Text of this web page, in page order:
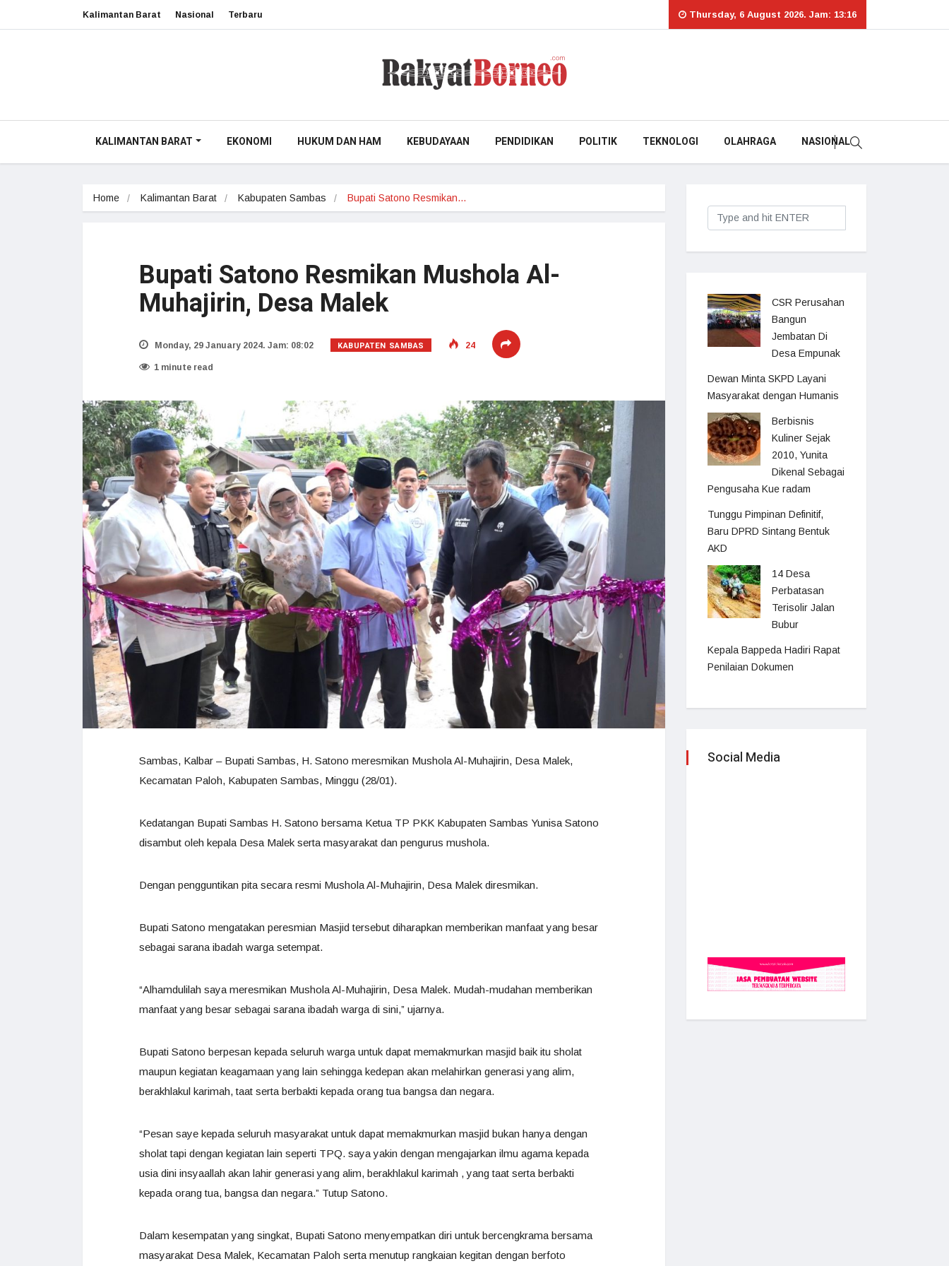
Kalimantan Barat Nasional Terbaru Thursday, 6 August 2026. Jam: 13:16
KALIMANTAN BARAT EKONOMI HUKUM DAN HAM KEBUDAYAAN PENDIDIKAN POLITIK TEKNOLOGI OLAHRAGA NASIONAL
Home Kalimantan Barat Kabupaten Sambas Bupati Satono Resmikan…
Bupati Satono Resmikan Mushola Al-
Muhajirin, Desa Malek
Monday, 29 January 2024. Jam: 08:02 KABUPATEN SAMBAS 24
1 minute read
Sambas, Kalbar – Bupati Sambas, H. Satono meresmikan Mushola Al-Muhajirin, Desa Malek,
Kecamatan Paloh, Kabupaten Sambas, Minggu (28/01).
Kedatangan Bupati Sambas H. Satono bersama Ketua TP PKK Kabupaten Sambas Yunisa Satono
disambut oleh kepala Desa Malek serta masyarakat dan pengurus mushola.
Dengan pengguntikan pita secara resmi Mushola Al-Muhajirin, Desa Malek diresmikan.
Bupati Satono mengatakan peresmian Masjid tersebut diharapkan memberikan manfaat yang besar
sebagai sarana ibadah warga setempat.
“Alhamdulilah saya meresmikan Mushola Al-Muhajirin, Desa Malek. Mudah-mudahan memberikan
manfaat yang besar sebagai sarana ibadah warga di sini,” ujarnya.
Bupati Satono berpesan kepada seluruh warga untuk dapat memakmurkan masjid baik itu sholat
maupun kegiatan keagamaan yang lain sehingga kedepan akan melahirkan generasi yang alim,
berakhlakul karimah, taat serta berbakti kepada orang tua bangsa dan negara.
“Pesan saye kepada seluruh masyarakat untuk dapat memakmurkan masjid bukan hanya dengan
sholat tapi dengan kegiatan lain seperti TPQ. saya yakin dengan mengajarkan ilmu agama kepada
usia dini insyaallah akan lahir generasi yang alim, berakhlakul karimah , yang taat serta berbakti
kepada orang tua, bangsa dan negara.” Tutup Satono.
Dalam kesempatan yang singkat, Bupati Satono menyempatkan diri untuk bercengkrama bersama
masyarakat Desa Malek, Kecamatan Paloh serta menutup rangkaian kegitan dengan berfoto
CSR Perusahan
Bangun
Jembatan Di
Desa Empunak
Dewan Minta SKPD Layani
Masyarakat dengan Humanis
Berbisnis
Kuliner Sejak
2010, Yunita
Dikenal Sebagai
Pengusaha Kue radam
Tunggu Pimpinan Definitif,
Baru DPRD Sintang Bentuk
AKD
14 Desa
Perbatasan
Terisolir Jalan
Bubur
Kepala Bappeda Hadiri Rapat
Penilaian Dokumen
Social Media